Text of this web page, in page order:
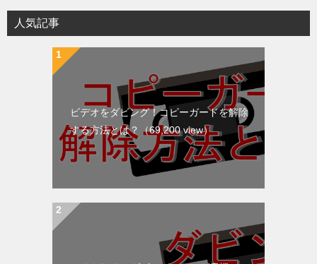
シ人気記事
ビデオをダビング！コピーガードを解除
する方法とは？ （69,200 view）